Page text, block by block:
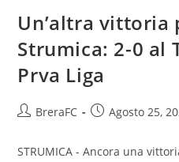
Un’altra vittoria
Strumica: 2-0 al
Prva Liga
BreraFC Agosto 25,
STRUMICA - Ancora una